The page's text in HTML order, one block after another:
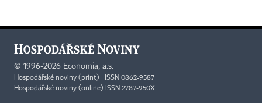
© 1996-2026 Economia, a.s.
Hospodářské noviny (print) ISSN 0862-9587
Hospodářské noviny (online) ISSN 2787-950X